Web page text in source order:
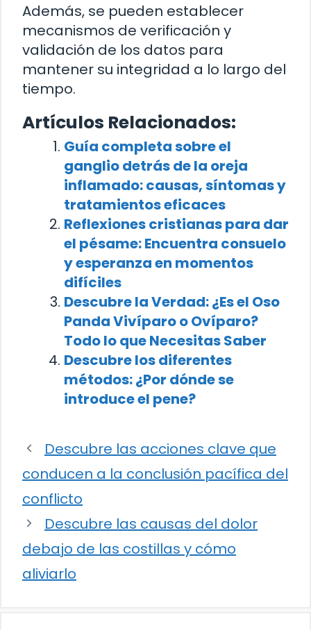
Además, se pueden establecer
mecanismos de verificación y
validación de los datos para
mantener su integridad a lo largo del
tiempo.
Artículos Relacionados:
Guía completa sobre el
ganglio detrás de la oreja
inflamado: causas, síntomas y
tratamientos eficaces
Reflexiones cristianas para dar
el pésame: Encuentra consuelo
y esperanza en momentos
difíciles
Descubre la Verdad: ¿Es el Oso
Panda Vivíparo o Ovíparo?
Todo lo que Necesitas Saber
Descubre los diferentes
métodos: ¿Por dónde se
introduce el pene?
Descubre las acciones clave que
conducen a la conclusión pacífica del
conflicto
Descubre las causas del dolor
debajo de las costillas y cómo
aliviarlo